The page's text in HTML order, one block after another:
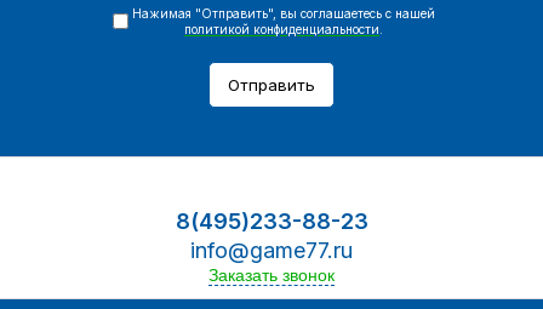
Нажимая "Отправить", вы соглашаетесь с нашей
политикой конфиденциальности
Отправить
8(495)233-88-23
info@game77.ru
Заказать звонок